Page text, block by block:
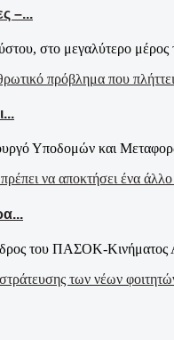
–...
στο μεγαλύτερο μέρος
Υποδομών και
του ΠΑΣΟΚ-Κινήματος